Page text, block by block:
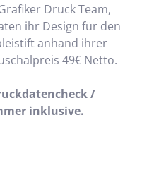
Druck Team,
ihr Design für den
anhand ihrer
49€ Netto.
/
inklusive.